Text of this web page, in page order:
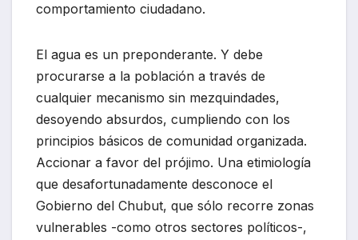
comportamiento ciudadano.
El agua es un preponderante. Y debe
procurarse a la población a través de
cualquier mecanismo sin mezquindades,
desoyendo absurdos, cumpliendo con los
principios básicos de comunidad organizada.
Accionar a favor del prójimo. Una etimiología
que desafortunadamente desconoce el
Gobierno del Chubut, que sólo recorre zonas
vulnerables -como otros sectores políticos-,